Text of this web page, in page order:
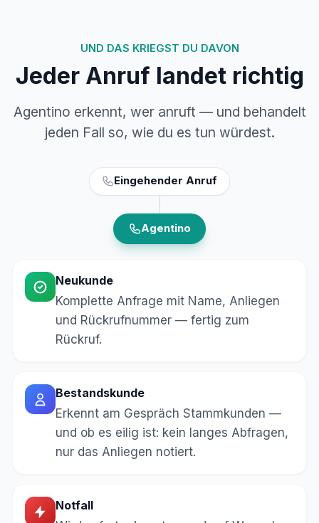
UND DAS KRIEGST DU DAVON
Jeder Anruf landet richtig
Agentino erkennt, wer anruft — und behandelt
jeden Fall so, wie du es tun würdest.
Eingehender Anruf
Agentino
Neukunde
Komplette Anfrage mit Name, Anliegen
und Rückrufnummer — fertig zum
Rückruf.
Bestandskunde
Erkennt am Gespräch Stammkunden —
und ob es eilig ist: kein langes Abfragen,
nur das Anliegen notiert.
Notfall